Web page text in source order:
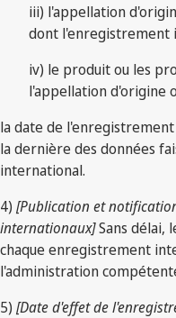
iii) l'appellation
dont l'enregistrement
iv) le produit ou les
l'appellation d'origine
la date de
la dernière des données
international.
4) [Publication et
internationaux]Sans délai,
chaque enregistrement
l'administration
5) [Date d'effet de